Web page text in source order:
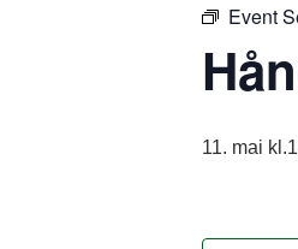
Event
11. mai